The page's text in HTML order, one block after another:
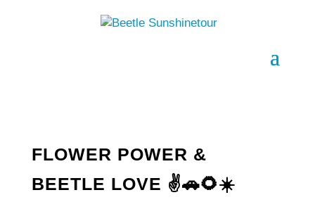
FLOWER POWER &
BEETLE LOVE ✌️🚗🌻☀️